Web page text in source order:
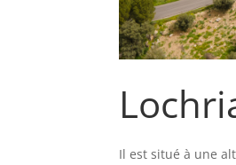
Il est situé à une